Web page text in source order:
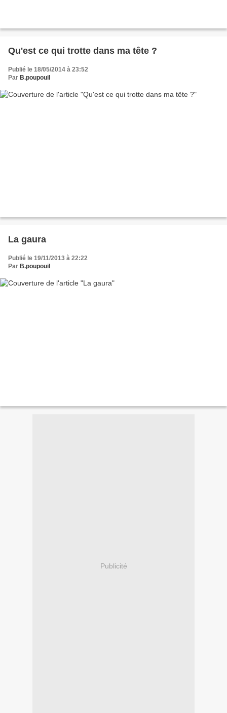
Qu'est ce qui trotte dans ma tête ?
Publié le 18/05/2014 à 23:52
Par B.poupouil
La gaura
Publié le 19/11/2013 à 22:22
Par B.poupouil
Publicité